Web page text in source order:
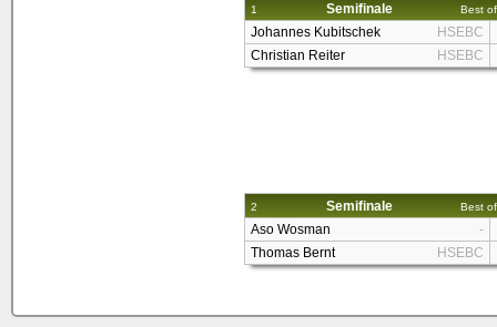
1 Semifinale Best
Johannes Kubitschek
HSEBC
Christian Reiter
HSEBC
2 Semifinale Best
Aso Wosman
-
Thomas Bernt
HSEBC